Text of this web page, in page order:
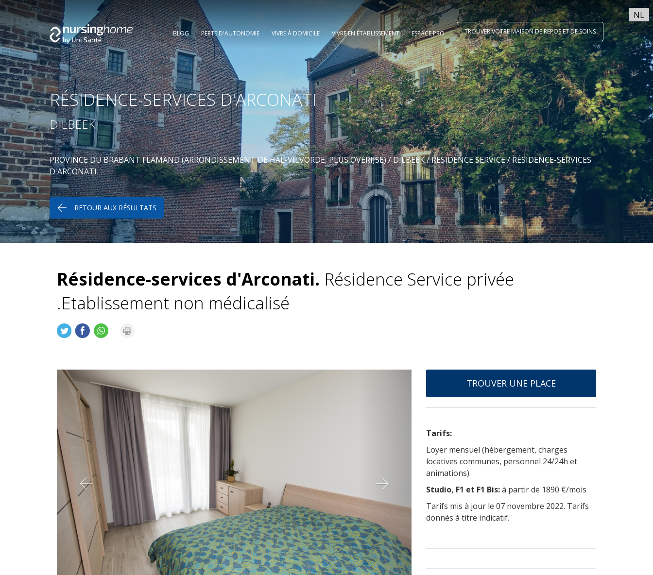
NL
BLOG PERTE D'AUTONOMIE VIVRE À DOMICILE VIVRE EN ÉTABLISSEMENT ESPACE PRO TROUVER VOTRE MAISON DE REPOS ET DE SOINS
RÉSIDENCE-SERVICES D'ARCONATI
DILBEEK
PROVINCE DU BRABANT FLAMAND (ARRONDISSEMENT DE HAL-VILVORDE, PLUS OVERIJSE)/DILBEEK/RESIDENCE SERVICE/ RÉSIDENCE-SERVICES
D'ARCONATI
RETOUR AUX RÉSULTATS
Résidence-services d'Arconati. Résidence Service privée
.Etablissement non médicalisé
Précédent
TROUVER UNE PLACE
Tarifs:
Loyer mensuel (hébergement, charges
locatives communes, personnel 24/24h et
animations).
Studio, F1 et F1 Bis:à partir de 1890 €/mois
Tarifs mis à jour le 07 novembre 2022. Tarifs
donnés à titre indicatif.